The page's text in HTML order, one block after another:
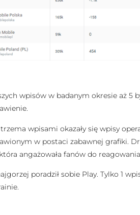
wpisów w badanym okresie aż 5
wpisami okazały się wpisy
w postaci zabawnej grafiki.
angażowała fanów do
poradził sobie Play. Tylko 1